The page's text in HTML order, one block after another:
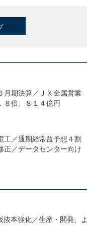
月期決算／ＪＸ金属営業
８倍、８１４億円
工／通期経常益予想４割
正／データセンター向け
本強化／生産・開発、よ